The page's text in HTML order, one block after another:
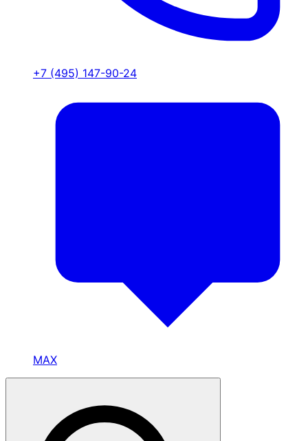
+7 (495) 147-90-24
MAX